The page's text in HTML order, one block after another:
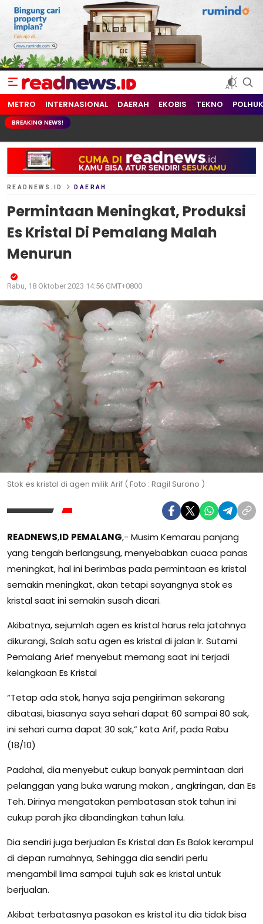
readnews.id
Berita Terkini, Update Terbaru Hari ini dari Indonesia dan Dunia
METRO INTERNASIONAL DAERAH EKOBIS TEKNO
BREAKING NEWS!
READNEWS.ID DAERAH
Permintaan Meningkat, Produksi
Es Kristal Di Pemalang Malah
Menurun
Rabu, 18 Oktober 2023 14:56 GMT+0800
Stok es kristal di agen milik Arif ( Foto : Ragil Surono )
READNEWS,ID PEMALANG,- Musim Kemarau panjang
yang tengah berlangsung, menyebabkan cuaca panas
meningkat, hal ini berimbas pada permintaan es kristal
semakin meningkat, akan tetapi sayangnya stok es
kristal saat ini semakin susah dicari.
Akibatnya, sejumlah agen es kristal harus rela jatahnya
dikurangi, Salah satu agen es kristal di jalan Ir. Sutami
Pemalang Arief menyebut memang saat ini terjadi
kelangkaan Es Kristal
“Tetap ada stok, hanya saja pengiriman sekarang
dibatasi, biasanya saya sehari dapat 60 sampai 80 sak,
ini sehari cuma dapat 30 sak,” kata Arif, pada Rabu
(18/10)
Padahal, dia menyebut cukup banyak permintaan dari
pelanggan yang buka warung makan , angkringan, dan Es
Teh. Dirinya mengatakan pembatasan stok tahun ini
cukup parah jika dibandingkan tahun lalu.
Dia sendiri juga berjualan Es Kristal dan Es Balok kerampul
di depan rumahnya, Sehingga dia sendiri perlu
mengambil lima sampai tujuh sak es kristal untuk
berjualan.
Akibat terbatasnya pasokan es kristal itu dia tidak bisa